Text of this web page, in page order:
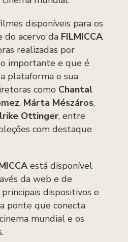
disponíveis para os
do acervo da FILMICCA
realizadas por
importante e que é
plataforma e sua
como Chantal
, Márta Mészáros,
Ottinger, entre
com destaque
está disponível
da web e de
dispositivos e
ponte que conecta
mundial e os